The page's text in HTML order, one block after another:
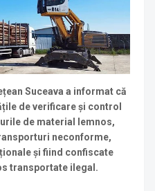
Suceava a informat că
de verificare și control
de material lemnos,
neconforme,
și fiind confiscate
transportate ilegal.